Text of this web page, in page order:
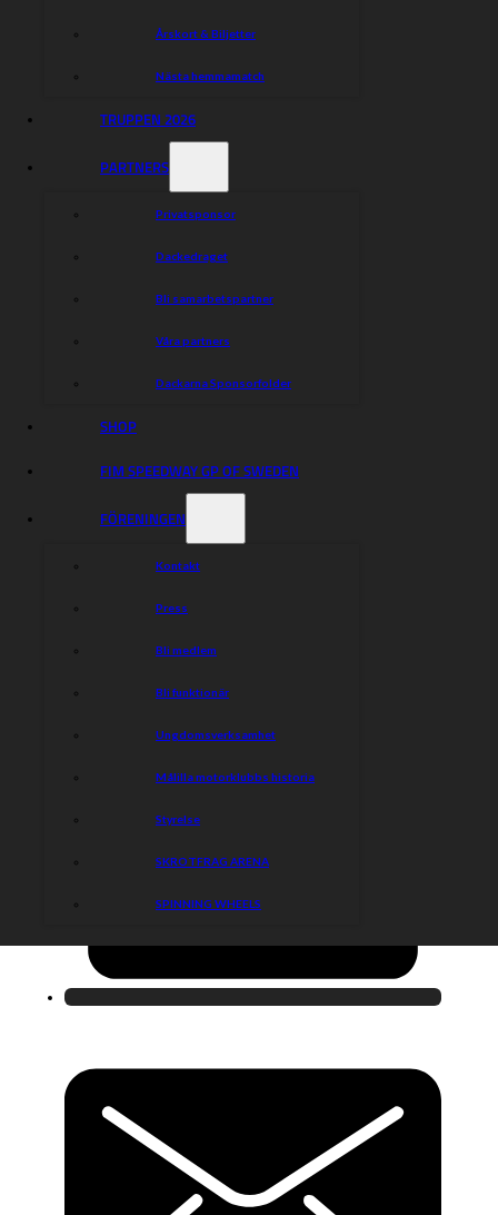
Årskort & Biljetter
Nästa hemmamatch
TRUPPEN 2026
PARTNERS
Privatsponsor
Dackedraget
Bli samarbetspartner
Våra partners
Dackarna Sponsorfolder
SHOP
FIM SPEEDWAY GP OF SWEDEN
FÖRENINGEN
Kontakt
Press
Bli medlem
Bli funktionär
Ungdomsverksamhet
Målilla motorklubbs historia
Styrelse
SKROTFRAG ARENA
SPINNING WHEELS